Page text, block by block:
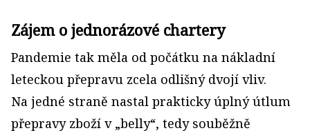
Zájem o jednorázové chartery
Pandemie tak měla od počátku na nákladní
leteckou přepravu zcela odlišný dvojí vliv.
Na jedné straně nastal prakticky úplný útlum
přepravy zboží v „belly“, tedy souběžně